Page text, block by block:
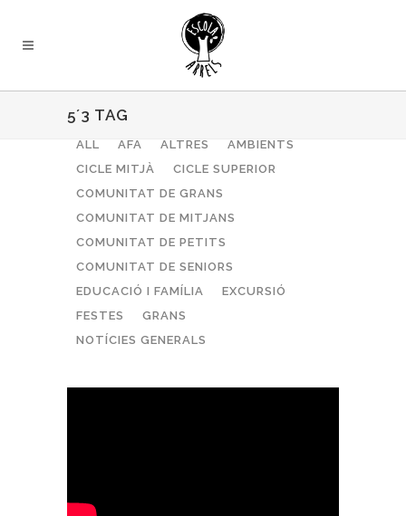
5´3 TAG
ALL AFA ALTRES
AMBIENTS
CICLE MITJÀ
CICLE SUPERIOR
COMUNITAT DE GRANS
COMUNITAT DE MITJANS
COMUNITAT DE PETITS
COMUNITAT DE SENIORS
EDUCACIÓ I FAMÍLIA
EXCURSIÓ
FESTES
GRANS
NOTÍCIES GENERALS